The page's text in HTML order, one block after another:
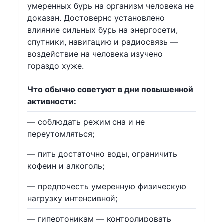
умеренных бурь на организм человека не
доказан. Достоверно установлено
влияние сильных бурь на энергосети,
спутники, навигацию и радиосвязь —
воздействие на человека изучено
гораздо хуже.
Что обычно советуют в дни повышенной
активности:
— соблюдать режим сна и не
переутомляться;
— пить достаточно воды, ограничить
кофеин и алкоголь;
— предпочесть умеренную физическую
нагрузку интенсивной;
— гипертоникам — контролировать